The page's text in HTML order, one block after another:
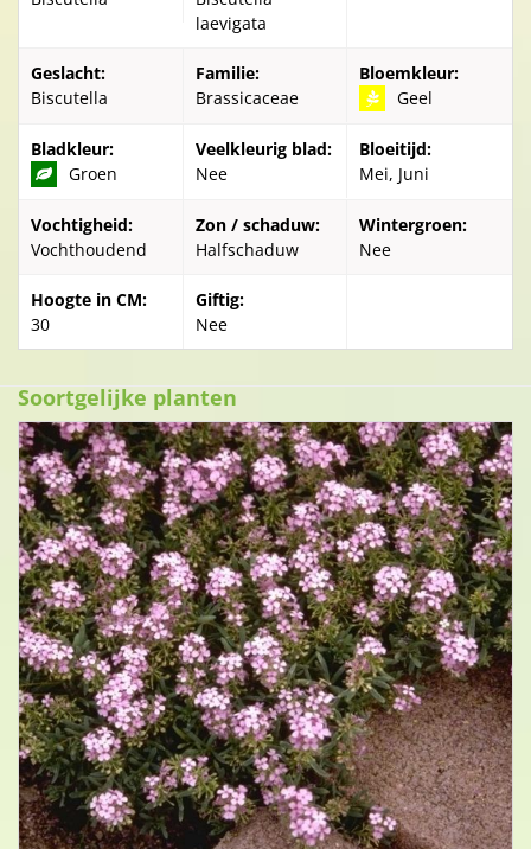
laevigata
Geslacht:
Biscutella
Familie:
Brassicaceae
Bloemkleur:
Geel
Bladkleur:
Groen
Veelkleurig blad:
Nee
Bloeitijd:
Mei, Juni
Vochtigheid:
Vochthoudend
Zon / schaduw:
Halfschaduw
Wintergroen:
Nee
Hoogte in CM:
30
Giftig:
Nee
Soortgelijke planten